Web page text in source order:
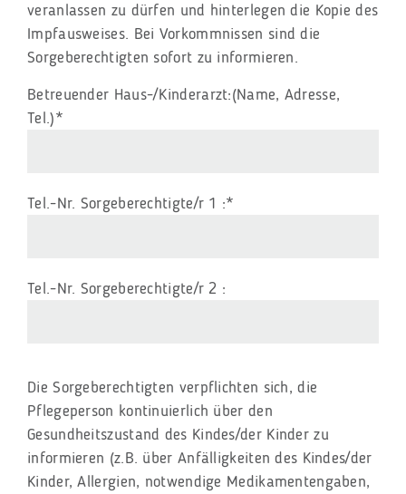
veranlassen zu dürfen und hinterlegen die Kopie des
Impfausweises. Bei Vorkommnissen sind die
Sorgeberechtigten sofort zu informieren.
Pflichtfeld
Betreuender Haus-/Kinderarzt:(Name, Adresse,
Tel.)*
Pflichtfeld
Tel.-Nr. Sorgeberechtigte/r 1 :*
Tel.-Nr. Sorgeberechtigte/r 2 :
Die Sorgeberechtigten verpflichten sich, die
Pflegeperson kontinuierlich über den
Gesundheitszustand des Kindes/der Kinder zu
informieren (z.B. über Anfälligkeiten des Kindes/der
Kinder, Allergien, notwendige Medikamentengaben,